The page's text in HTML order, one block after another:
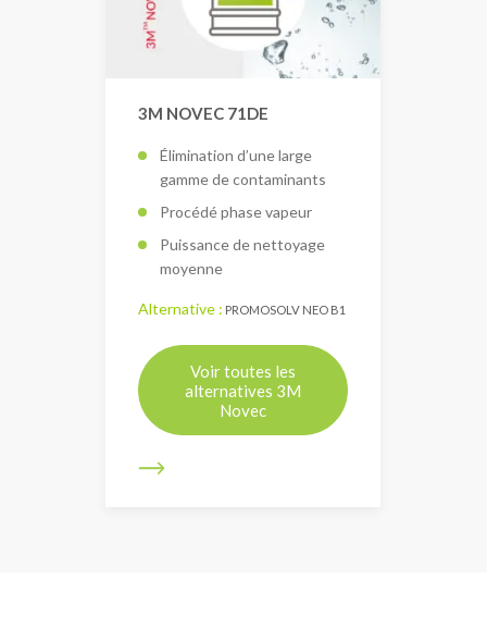
3M NOVEC 71DE
Élimination d’une large
gamme de contaminants
Procédé phase vapeur
Puissance de nettoyage
moyenne
Alternative : PROMOSOLV NEO B1
Voir toutes les
alternatives 3M
Novec